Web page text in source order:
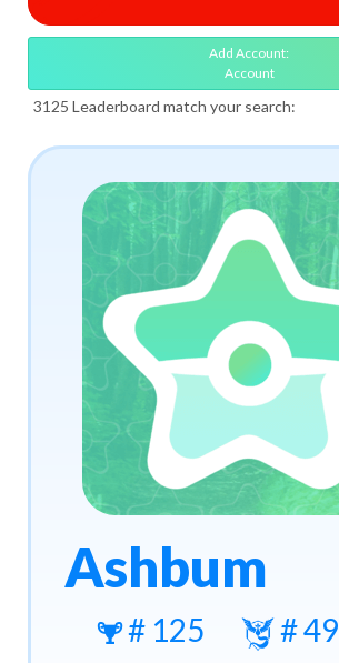
Add Account:
Account
3125 Leaderboard match your search:
Ashbum
# 125 # 49